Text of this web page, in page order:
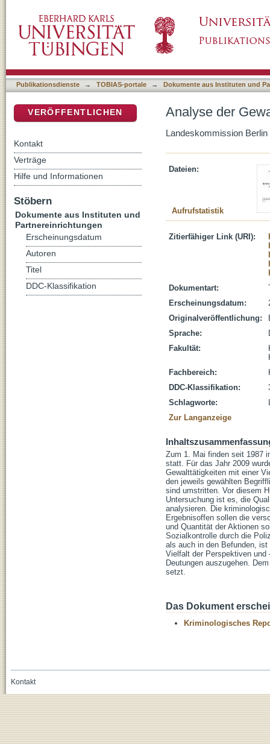
Publikationsdienste → TOBIAS-portale → Dokumente aus Instituten und
Analyse der
Landeskommission
Dateien:
Aufrufstatistik
Zitierfähiger Link (URI):
Dokumentart:
Erscheinungsdatum:
Originalveröffentlichung:
Sprache:
Fakultät:
Fachbereich:
DDC-Klassifikation:
Schlagworte:
Zur Langanzeige
Zum 1. Mai finden seit 1987
statt. Für das Jahr 2009
Gewalttätigkeiten mit einer
den jeweils gewählten
sind umstritten. Vor diesem
Untersuchung ist es, die
analysieren. Die
Ergebnisoffen sollen die
und Quantität der Aktionen
Sozialkontrolle durch die
als auch in den Befunden,
Vielfalt der Perspektiven und
Deutungen auszugehen.
setzt.
Das Dokument
Kriminologisches
VERÖFFENTLICHEN
Kontakt
Verträge
Hilfe und Informationen
Stöbern
Dokumente aus Instituten und
Partnereinrichtungen
Erscheinungsdatum
Autoren
Titel
DDC-Klassifikation
Kontakt